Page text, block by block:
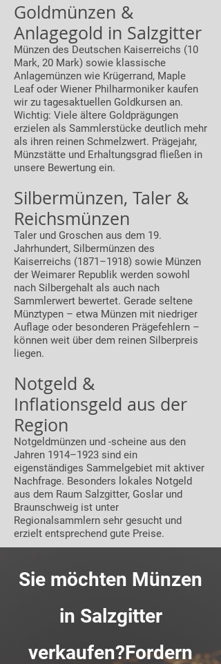
Goldmünzen &
Anlagegold in Salzgitter
Münzen des Deutschen Kaiserreichs (10
Mark, 20 Mark) sowie klassische
Anlagemünzen wie Krügerrand, Maple
Leaf oder Wiener Philharmoniker kaufen
wir zu tagesaktuellen Goldkursen an.
Wichtig: Viele ältere Goldprägungen
erzielen als Sammlerstücke deutlich mehr
als ihren reinen Schmelzwert. Prägejahr,
Münzstätte und Erhaltungsgrad fließen in
unsere Bewertung ein.
Silbermünzen, Taler &
Reichsmünzen
Taler und Groschen aus dem 19.
Jahrhundert, Silbermünzen des
Kaiserreichs (1871–1918) sowie Münzen
der Weimarer Republik werden sowohl
nach Silbergehalt als auch nach
Sammlerwert bewertet. Gerade seltene
Münztypen – etwa Münzen mit niedriger
Auflage oder besonderen Prägefehlern –
können weit über dem reinen Silberpreis
liegen.
Notgeld &
Inflationsgeld aus der
Region
Notgeldmünzen und -scheine aus den
Jahren 1914–1923 sind ein
eigenständiges Sammelgebiet mit aktiver
Nachfrage. Besonders lokales Notgeld
aus dem Raum Salzgitter, Goslar und
Braunschweig ist unter
Regionalsammlern sehr gesucht und
erzielt entsprechend gute Preise.
Sie möchten Münzen
in Salzgitter
verkaufen?Fordern